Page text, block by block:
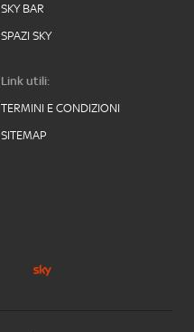
SKY BAR
SPAZI SKY
Link utili:
TERMINI E CONDIZIONI
SITEMAP